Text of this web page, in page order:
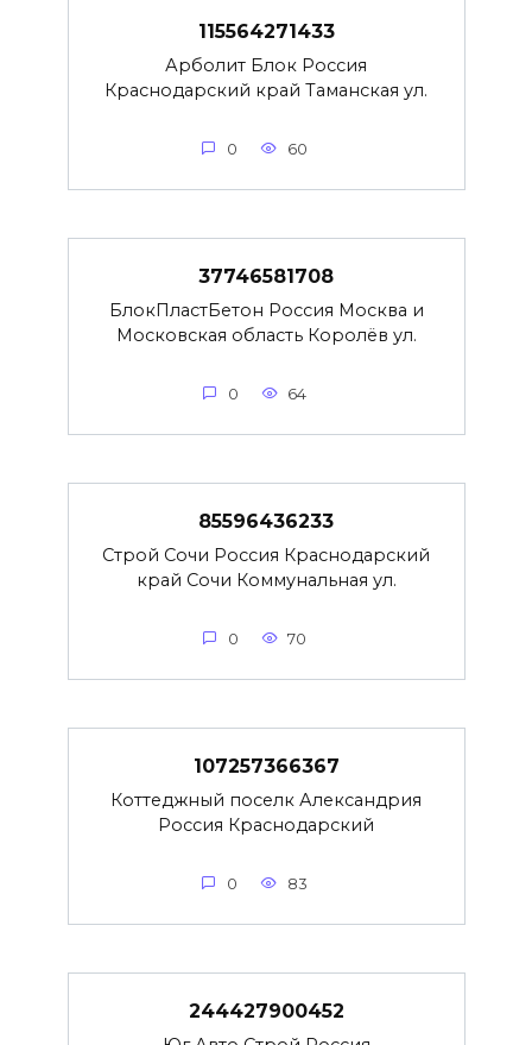
115564271433
Арболит Блок Россия
Краснодарский край Таманская ул.
0 60
37746581708
БлокПластБетон Россия Москва и
Московская область Королёв ул.
0 64
85596436233
Строй Сочи Россия Краснодарский
край Сочи Коммунальная ул.
0 70
107257366367
Коттеджный поселк Александрия
Россия Краснодарский
0 83
244427900452